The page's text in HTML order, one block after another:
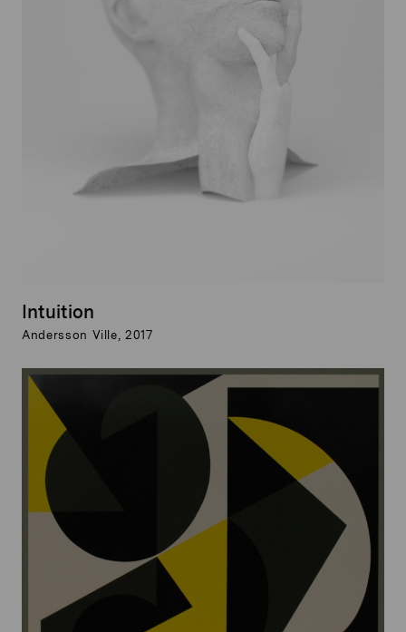
Intuition
Andersson Ville, 2017